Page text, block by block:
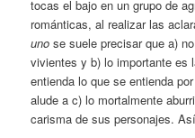
tocas el bajo en un grupo de
románticas, al realizar las
uno se suele precisar que a)
vivientes y b) lo importante es
entienda lo que se entienda
alude a c) lo mortalmente
carisma de sus personajes.